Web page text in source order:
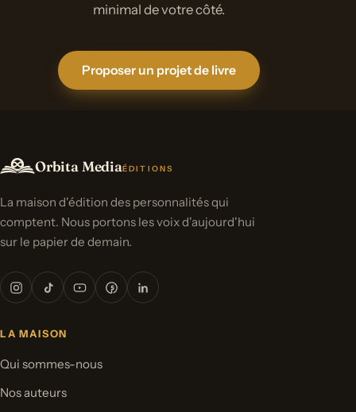
minimal de votre côté.
Proposer un projet de livre
Orbita MediaÉDITIONS
La maison d'édition des personnalités qui
comptent. Nous portons les voix d'aujourd'hui
sur le papier de demain.
LA MAISON
Qui sommes-nous
Nos auteurs